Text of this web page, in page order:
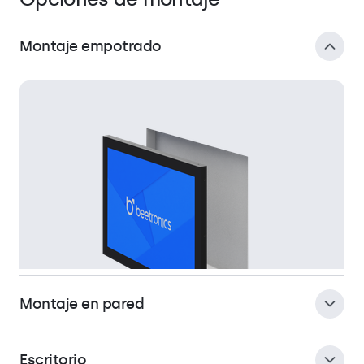
Montaje empotrado
Montaje en pared
Escritorio